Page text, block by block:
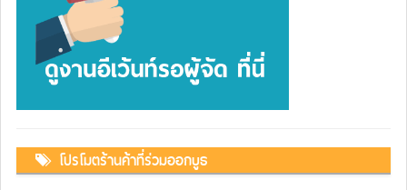
โปรโมตร้านค้าที่ร่วมออกบูธ